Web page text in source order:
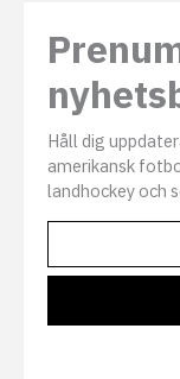
Håll dig
amerikansk
landhockey och